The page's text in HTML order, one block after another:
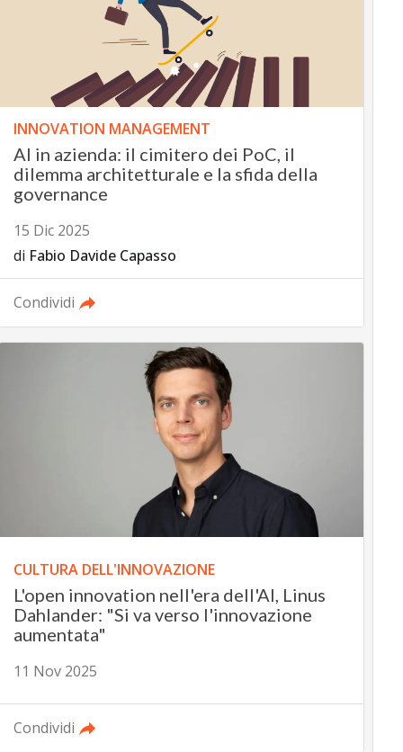
INNOVATION MANAGEMENT
AI in azienda: il cimitero dei PoC, il
dilemma architetturale e la sfida della
governance
15 Dic 2025
di Fabio Davide Capasso
Condividi
CULTURA DELL'INNOVAZIONE
L'open innovation nell'era dell'AI, Linus
Dahlander: "Si va verso l'innovazione
aumentata"
11 Nov 2025
Condividi